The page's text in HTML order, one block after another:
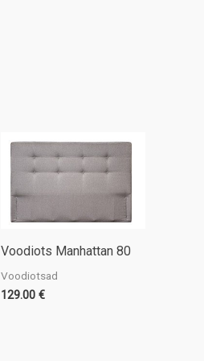
Voodiots Manhattan 80
Voodiotsad
129.00€